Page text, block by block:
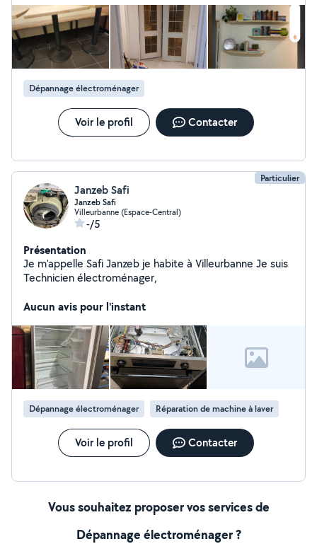
marchands de tapis. Devis gratuit
Dépannage électroménager
Voir le profil Contacter
Particulier
Janzeb Safi
Janzeb Safi
Villeurbanne (Espace-Central)
-/5
Présentation
Je m'appelle Safi Janzeb je habite à Villeurbanne Je suis
Technicien électroménager,
Aucun avis pour l'instant
Dépannage électroménager Réparation de machine à laver
Voir le profil Contacter
Vous souhaitez proposer vos services de
Dépannage électroménager ?